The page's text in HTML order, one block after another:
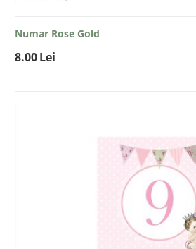
Numar Rose Gold
8.00Lei